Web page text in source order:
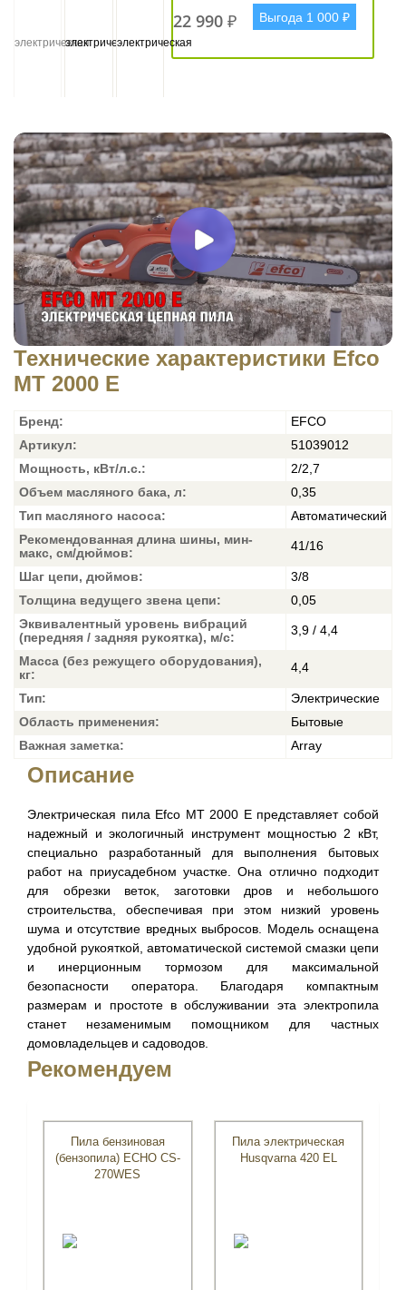
22 990 ₽ Выгода 1 000 ₽
Технические характеристики Efco
MT 2000 E
Бренд:
EFCO
Артикул:
51039012
Мощность, кВт/л.с.:
2/2,7
Объем масляного бака, л:
0,35
Тип масляного насоса:
Автоматический
Рекомендованная длина шины, мин-
макс, см/дюймов:
41/16
Шаг цепи, дюймов:
3/8
Толщина ведущего звена цепи:
0,05
Эквивалентный уровень вибраций
(передняя / задняя рукоятка), м/с:
3,9 / 4,4
Масса (без режущего оборудования),
кг:
4,4
Тип:
Электрические
Область применения:
Бытовые
Важная заметка:
Array
Описание
Электрическая пила Efco MT 2000 E представляет собой
надежный и экологичный инструмент мощностью 2 кВт,
специально разработанный для выполнения бытовых
работ на приусадебном участке. Она отлично подходит
для обрезки веток, заготовки дров и небольшого
строительства, обеспечивая при этом низкий уровень
шума и отсутствие вредных выбросов. Модель оснащена
удобной рукояткой, автоматической системой смазки цепи
и инерционным тормозом для максимальной
безопасности оператора. Благодаря компактным
размерам и простоте в обслуживании эта электропила
станет незаменимым помощником для частных
домовладельцев и садоводов.
Рекомендуем
Пила бензиновая
(бензопила) ECHO CS-
270WES
Пила электрическая
Husqvarna 420 EL